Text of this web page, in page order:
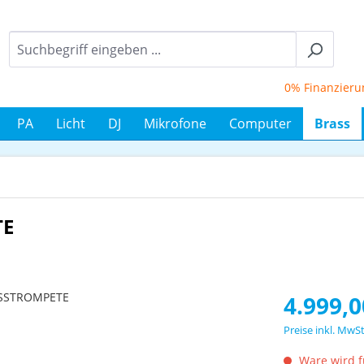
0% Finanzierung
PA Licht DJ Mikrofone Computer Brass
Regulärer
Preise inkl.
Ware wird